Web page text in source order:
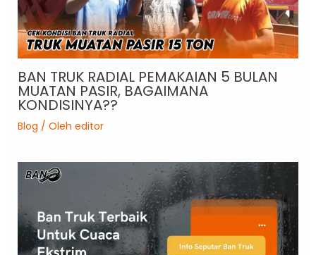
BAN TRUK RADIAL PEMAKAIAN 5 BULAN
MUATAN PASIR, BAGAIMANA
KONDISINYA??
Blog / Oleh editor